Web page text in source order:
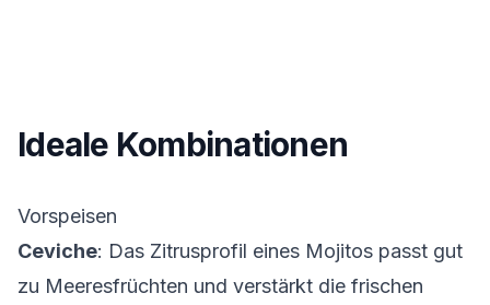
Ideale Kombinationen
Vorspeisen
Ceviche: Das Zitrusprofil eines Mojitos passt gut
zu Meeresfrüchten und verstärkt die frischen